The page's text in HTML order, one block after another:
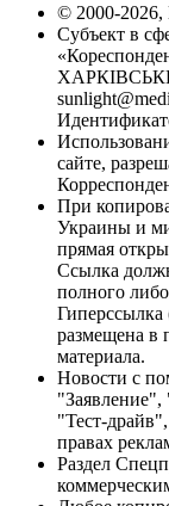
© 2000-2026,
Субъект в
ХАРКІВСЬКЕ
сайте,
При
Украины и
прямая
Ссылка
полного
Гиперссылка
размещена в
материала.
Новости с
"Тест-
правах
Раздел